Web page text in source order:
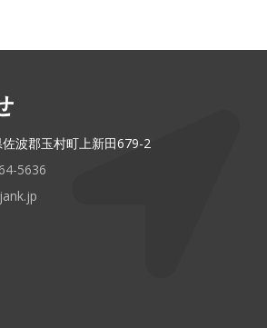
波郡玉村町上新田679-2
5636